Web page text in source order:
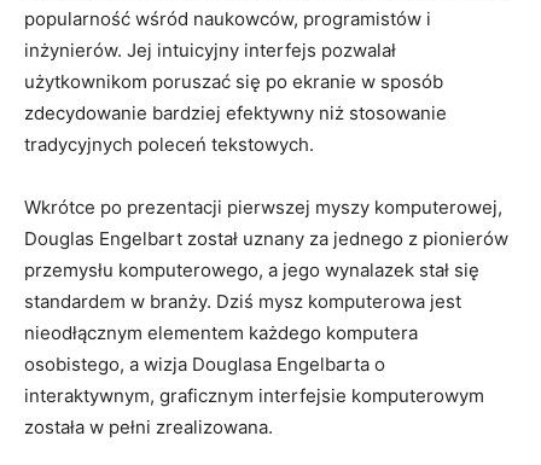
popularność wśród naukowców, programistów i
inżynierów. Jej​ intuicyjny interfejs ⁤pozwalał
⁢użytkownikom poruszać się po ekranie w sposób​
zdecydowanie⁣ bardziej ‍efektywny niż stosowanie
tradycyjnych ​poleceń tekstowych.
Wkrótce po prezentacji⁣ pierwszej myszy komputerowej,
Douglas ​Engelbart⁢ został uznany za‍ jednego ‌z pionierów
⁤przemysłu komputerowego, a ‌jego wynalazek stał⁢ się
standardem w branży. Dziś mysz‍ komputerowa jest
nieodłącznym elementem każdego komputera
osobistego, a wizja ⁤Douglasa Engelbarta o
interaktywnym, graficznym interfejsie⁤ komputerowym
została w pełni zrealizowana.